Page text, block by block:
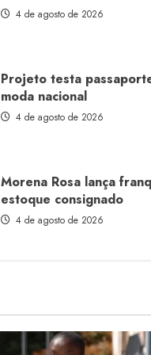
4 de agosto de 2026
Morena Rosa lança
estoque consignado
4 de agosto de 2026
Moda vende US$63,7
produtos licenciados
6 de agosto de 2026